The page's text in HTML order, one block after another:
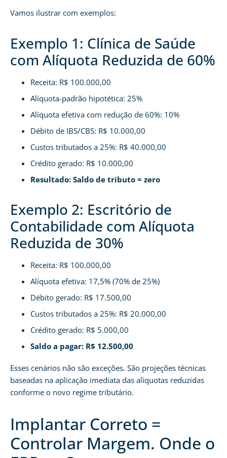
Vamos ilustrar com exemplos:
Exemplo 1: Clínica de Saúde
com Alíquota Reduzida de 60%
Receita: R$ 100.000,00
Alíquota-padrão hipotética: 25%
Alíquota efetiva com redução de 60%: 10%
Débito de IBS/CBS: R$ 10.000,00
Custos tributados a 25%: R$ 40.000,00
Crédito gerado: R$ 10.000,00
Resultado: Saldo de tributo = zero
Exemplo 2: Escritório de
Contabilidade com Alíquota
Reduzida de 30%
Receita: R$ 100.000,00
Alíquota efetiva: 17,5% (70% de 25%)
Débito gerado: R$ 17.500,00
Custos tributados a 25%: R$ 20.000,00
Crédito gerado: R$ 5.000,00
Saldo a pagar: R$ 12.500,00
Esses cenários não são exceções. São projeções técnicas
baseadas na aplicação imediata das alíquotas reduzidas
conforme o novo regime tributário.
Implantar Correto =
Controlar Margem. Onde o